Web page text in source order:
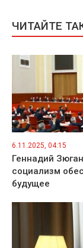
ЧИТАЙТЕ
6.11.2025, 04:15
Геннадий
социализм
будущее